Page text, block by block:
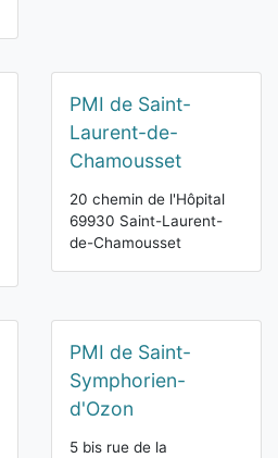
PMI de Saint-
Laurent-de-
Chamousset
20 chemin de l'Hôpital
69930 Saint-Laurent-
de-Chamousset
PMI de Saint-
Symphorien-
d'Ozon
5 bis rue de la